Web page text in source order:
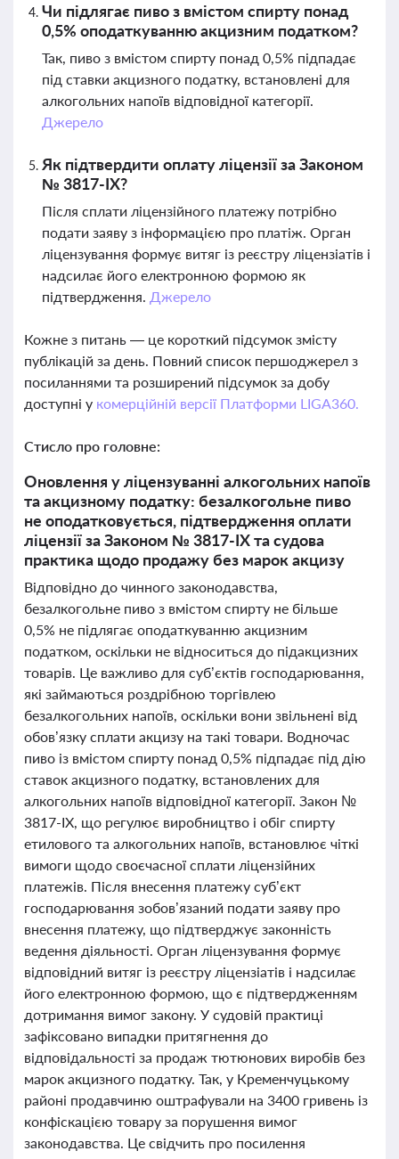
Чи підлягає пиво з вмістом спирту понад
0,5% оподаткуванню акцизним податком?
Так, пиво з вмістом спирту понад 0,5% підпадає
під ставки акцизного податку, встановлені для
алкогольних напоїв відповідної категорії.
Джерело
Як підтвердити оплату ліцензії за Законом
№ 3817-ІХ?
Після сплати ліцензійного платежу потрібно
подати заяву з інформацією про платіж. Орган
ліцензування формує витяг із реєстру ліцензіатів і
надсилає його електронною формою як
підтвердження. Джерело
Кожне з питань — це короткий підсумок змісту
публікацій за день. Повний список першоджерел з
посиланнями та розширений підсумок за добу
доступні у комерційній версії Платформи LIGA360.
Стисло про головне:
Оновлення у ліцензуванні алкогольних напоїв
та акцизному податку: безалкогольне пиво
не оподатковується, підтвердження оплати
ліцензії за Законом № 3817-ІХ та судова
практика щодо продажу без марок акцизу
Відповідно до чинного законодавства,
безалкогольне пиво з вмістом спирту не більше
0,5% не підлягає оподаткуванню акцизним
податком, оскільки не відноситься до підакцизних
товарів. Це важливо для суб’єктів господарювання,
які займаються роздрібною торгівлею
безалкогольних напоїв, оскільки вони звільнені від
обов’язку сплати акцизу на такі товари. Водночас
пиво із вмістом спирту понад 0,5% підпадає під дію
ставок акцизного податку, встановлених для
алкогольних напоїв відповідної категорії. Закон №
3817-ІХ, що регулює виробництво і обіг спирту
етилового та алкогольних напоїв, встановлює чіткі
вимоги щодо своєчасної сплати ліцензійних
платежів. Після внесення платежу суб’єкт
господарювання зобов’язаний подати заяву про
внесення платежу, що підтверджує законність
ведення діяльності. Орган ліцензування формує
відповідний витяг із реєстру ліцензіатів і надсилає
його електронною формою, що є підтвердженням
дотримання вимог закону. У судовій практиці
зафіксовано випадки притягнення до
відповідальності за продаж тютюнових виробів без
марок акцизного податку. Так, у Кременчуцькому
районі продавчиню оштрафували на 3400 гривень із
конфіскацією товару за порушення вимог
законодавства. Це свідчить про посилення